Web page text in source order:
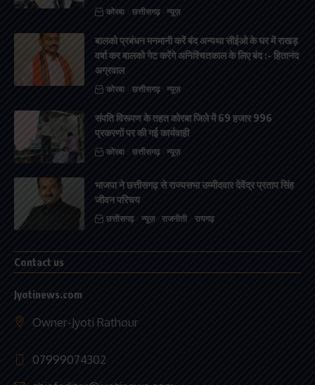
कोरबा छत्तीसगढ़ न्यूज़
बालको प्रबंधन मनमानी करें बंद अन्यथा सीईओ के घर में राखड़
वर्षा कर बालको गेट करेंगे अनिश्चितकाल के लिए बंद :- हितानंद
अग्रवाल
कोरबा छत्तीसगढ़ न्यूज़
संपति विरूपण के तहत कोरबा जिले में 69 हजार 996
प्रकरणों पर की गई कार्यवाही
कोरबा छत्तीसगढ़ न्यूज़
भाजपा ने छत्तीसगढ़ से राज्यसभा उम्मीदवार देवेंद्र प्रताप सिंह
जीवन परिचय
छत्तीसगढ़ न्यूज़ राजनीती रायगढ़
Contact us
Jyotinews.com
Owner-Jyoti Rathour
07999074302